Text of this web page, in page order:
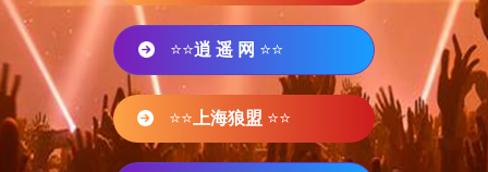
⭐⭐逍 遥 网 ⭐⭐
⭐⭐ 上海狼盟 ⭐⭐